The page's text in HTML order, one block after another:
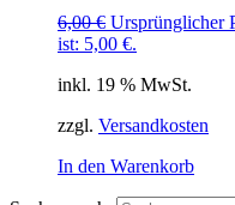
6,00€ Ursprünglicher
ist: 5,00 €.
inkl. 19 % MwSt.
zzgl. Versandkosten
In den Warenkorb